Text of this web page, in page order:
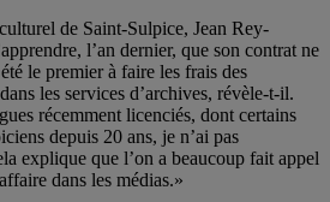
de Saint-Sulpice, Jean Rey-
l’an dernier, que son contrat ne
le premier à faire les frais des
les services d’archives, révèle-t-il.
récemment licenciés, dont certains
depuis 20 ans, je n’ai pas
explique que l’on a beaucoup fait appel
dans les médias.»